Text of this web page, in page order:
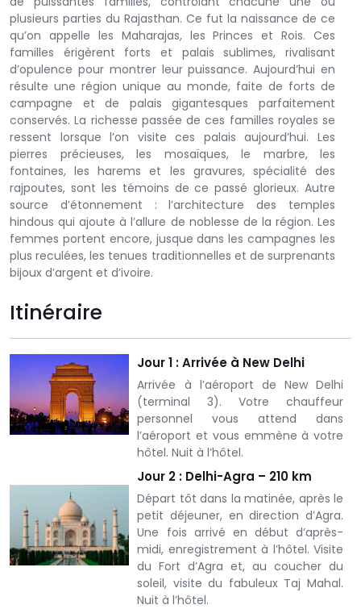
plusieurs parties du Rajasthan. Ce fut la naissance de ce
qu’on appelle les Maharajas, les Princes et Rois. Ces
familles érigèrent forts et palais sublimes, rivalisant
d’opulence pour montrer leur puissance. Aujourd’hui en
résulte une région unique au monde, faite de forts de
campagne et de palais gigantesques parfaitement
conservés. La richesse passée de ces familles royales se
ressent lorsque l’on visite ces palais aujourd’hui. Les
pierres précieuses, les mosaïques, le marbre, les
fontaines, les harems et les gravures, spécialité des
rajpoutes, sont les témoins de ce passé glorieux. Autre
source d’étonnement : l’architecture des temples
hindous qui ajoute à l’allure de noblesse de la région. Les
femmes portent encore, jusque dans les campagnes les
plus reculées, les tenues traditionnelles et de surprenants
bijoux d’argent et d’ivoire.
Itinéraire
Jour 1 : Arrivée à New Delhi
Arrivée à l’aéroport de New Delhi
(terminal 3). Votre chauffeur
personnel vous attend dans
l’aéroport et vous emmène à votre
hôtel. Nuit à l’hôtel.
Jour 2 : Delhi-Agra – 210 km
Départ tôt dans la matinée, après le
petit déjeuner, en direction d’Agra.
Une fois arrivé en début d’après-
midi, enregistrement à l’hôtel. Visite
du Fort d’Agra et, au coucher du
soleil, visite du fabuleux Taj Mahal.
Nuit à l’hôtel.